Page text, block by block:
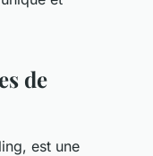
de
est une